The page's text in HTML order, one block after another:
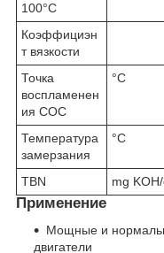
100°C
Коэффициэн
т вязкости
Точка
воспламенен
ия COC
°C
Температура
замерзания
°C
TBN mg
Применение
Мощные и
двигатели